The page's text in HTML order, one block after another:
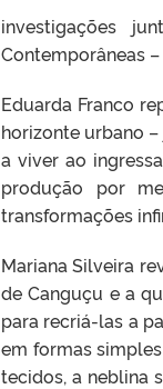
investigações
Contemporâneas
Eduarda Franco
horizonte urbano
a viver ao
produção por
transformações
Mariana Silveira
de Canguçu e a
para recriá-las a
em formas
tecidos, a neblina